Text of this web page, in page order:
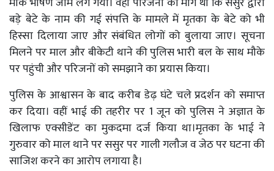
बड़े बेटे के नाम की गई संपत्ति के मामले में मृतका के बेटे को भी
हिस्सा दिलाया जाए और संबंधित लोगों को बुलाया जाए। सूचना
मिलने पर माल और बीकेटी थाने की पुलिस भारी बल के साथ मौके
पर पहुंची और परिजनों को समझाने का प्रयास किया।
पुलिस के आश्वासन के बाद करीब डेढ़ घंटे चले प्रदर्शन को समाप्त
कर दिया। वहीं भाई की तहरीर पर 1 जून को पुलिस ने अज्ञात के
खिलाफ एक्सीडेंट का मुकदमा दर्ज किया था।मृतका के भाई ने
गुरुवार को माल थाने पर ससुर पर गाली गलौज व जेठ पर घटना की
साजिश करने का आरोप लगाया है।